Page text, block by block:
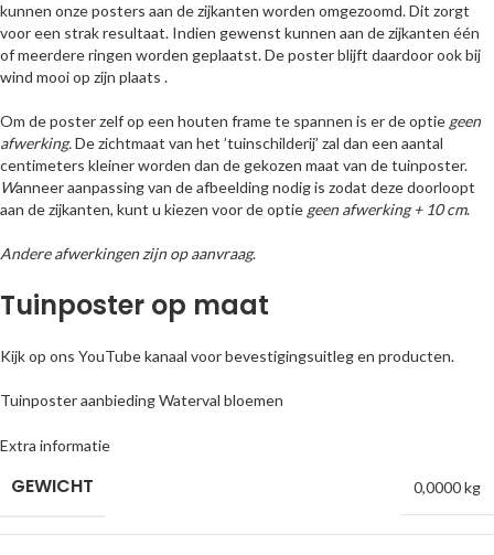
kunnen onze posters aan de zijkanten worden omgezoomd. Dit zorgt
voor een strak resultaat. Indien gewenst kunnen aan de zijkanten één
of meerdere ringen worden geplaatst. De poster blijft daardoor ook bij
wind mooi op zijn plaats .
Om de poster zelf op een houten frame te spannen is er de optie geen
afwerking.De zichtmaat van het ’tuinschilderij’ zal dan een aantal
centimeters kleiner worden dan de gekozen maat van de tuinposter.
Wanneer aanpassing van de afbeelding nodig is zodat deze doorloopt
aan de zijkanten, kunt u kiezen voor de optie geen afwerking + 10 cm.
Andere afwerkingen zijn op aanvraag.
Tuinposter op maat
Kijk op ons YouTube kanaal voor bevestigingsuitleg en producten.
Tuinposter aanbieding Waterval bloemen
Extra informatie
GEWICHT 0,0000 kg